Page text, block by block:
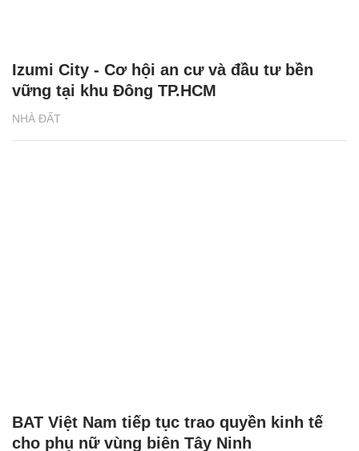
NHÀ ĐẤT
Izumi City - Cơ hội an cư và đầu tư bền
vững tại khu Đông TP.HCM
BAT Việt Nam tiếp tục trao quyền kinh tế
cho phụ nữ vùng biên Tây Ninh